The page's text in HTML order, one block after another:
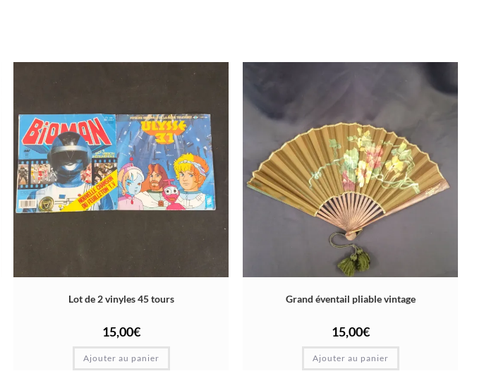
Lot de 2 vinyles 45 tours
15,00€
Ajouter au panier
Grand éventail pliable vintage
15,00€
Ajouter au panier